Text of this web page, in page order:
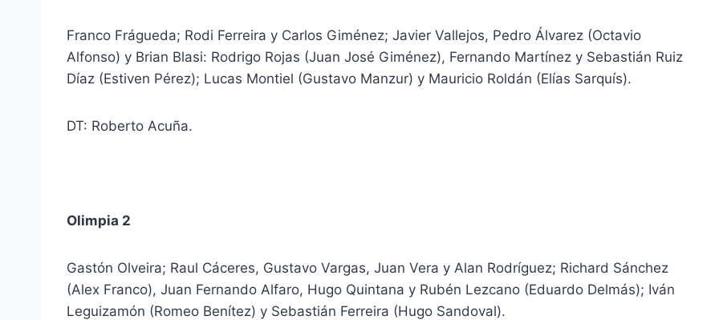
Franco Frágueda; Rodi Ferreira y Carlos Giménez; Javier Vallejos, Pedro Álvarez (Octavio
Alfonso) y Brian Blasi: Rodrigo Rojas (Juan José Giménez), Fernando Martínez y Sebastián Ruiz
Díaz (Estiven Pérez); Lucas Montiel (Gustavo Manzur) y Mauricio Roldán (Elías Sarquís).
DT: Roberto Acuña.
Olimpia 2
Gastón Olveira; Raul Cáceres, Gustavo Vargas, Juan Vera y Alan Rodríguez; Richard Sánchez
(Alex Franco), Juan Fernando Alfaro, Hugo Quintana y Rubén Lezcano (Eduardo Delmás); Iván
Leguizamón (Romeo Benítez) y Sebastián Ferreira (Hugo Sandoval).